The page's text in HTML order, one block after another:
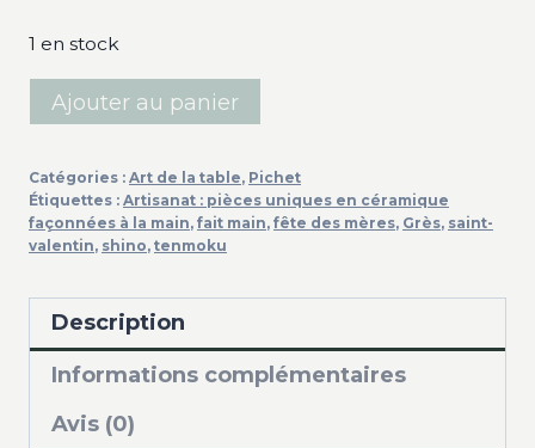
1 en stock
quantité
de
en
grès
-
main
Ajouter au panier
Catégories : Art de la table, Pichet
Étiquettes : Artisanat : pièces uniques en céramique
façonnées à la main, fait main, fête des mères, Grès, saint-
valentin, shino, tenmoku
Description
Informations complémentaires
Avis (0)